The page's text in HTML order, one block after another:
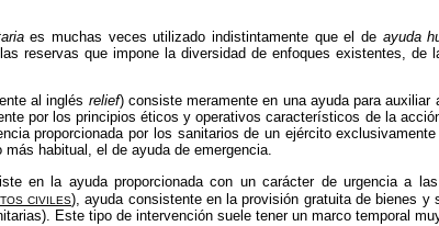
es muchas veces utilizado indistintamente que el de ayuda
reservas que impone la diversidad de enfoques existentes, de
al inglés relief) consiste meramente en una ayuda para
por los principios éticos y operativos característicos de la
proporcionada por los sanitarios de un ejército
habitual, el de ayuda de emergencia.
en la ayuda proporcionada con un carácter de urgencia a
civiles), ayuda consistente en la provisión gratuita de bienes
Este tipo de intervención suele tener un marco temporal